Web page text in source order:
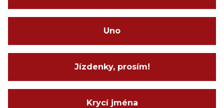
Uno
Jízdenky, prosím!
Krycí jména